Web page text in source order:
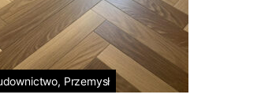
Przemysł